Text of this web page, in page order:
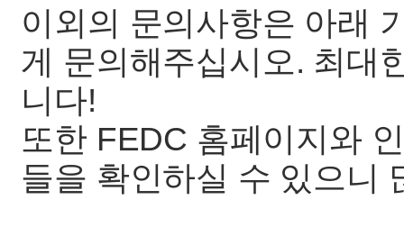
이외의 문의사항은 아래
게 문의해주십시오. 최대
니다!
또한 FEDC 홈페이지와
들을 확인하실 수 있으니